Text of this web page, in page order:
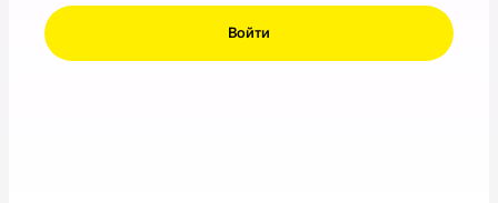
Войти